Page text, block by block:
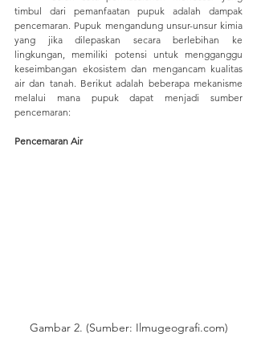
timbul dari pemanfaatan pupuk adalah dampak
pencemaran. Pupuk mengandung unsur-unsur kimia
yang jika dilepaskan secara berlebihan ke
lingkungan, memiliki potensi untuk mengganggu
keseimbangan ekosistem dan mengancam kualitas
air dan tanah. Berikut adalah beberapa mekanisme
melalui mana pupuk dapat menjadi sumber
pencemaran:
Pencemaran Air
Gambar 2. (Sumber: Ilmugeografi.com)